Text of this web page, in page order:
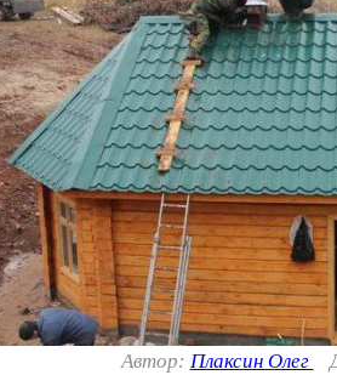
Автор: Плаксин Олег